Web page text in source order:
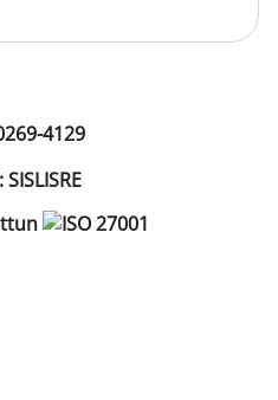
4129
SISLISRE